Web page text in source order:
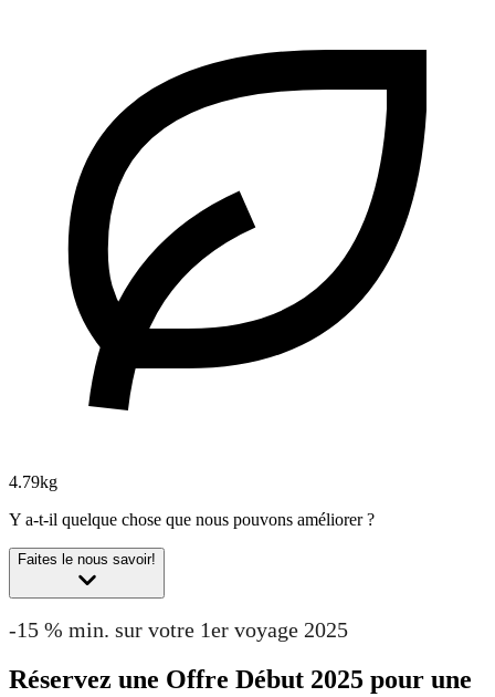
4.79kg
Y a-t-il quelque chose que nous pouvons améliorer ?
Faites le nous savoir!
-15 % min. sur votre 1er voyage 2025
Réservez une Offre Début 2025 pour une